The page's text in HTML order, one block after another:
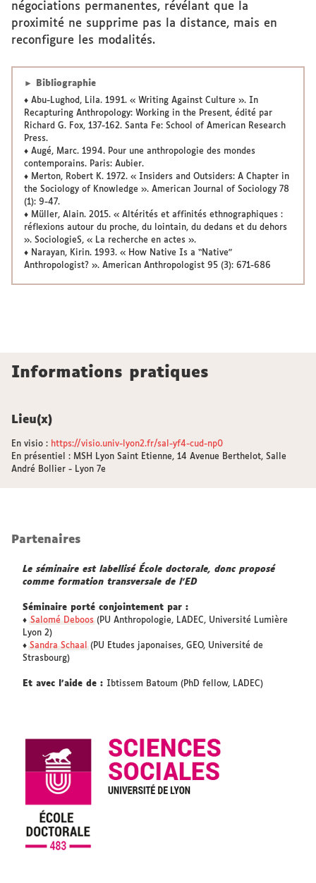
négociations permanentes, révélant que la
proximité ne supprime pas la distance, mais en
reconfigure les modalités.
► Bibliographie
♦ Abu-Lughod, Lila. 1991. « Writing Against Culture ». In
Recapturing Anthropology: Working in the Present, édité par
Richard G. Fox, 137-162. Santa Fe: School of American Research
Press.
♦ Augé, Marc. 1994. Pour une anthropologie des mondes
contemporains. Paris: Aubier.
♦ Merton, Robert K. 1972. « Insiders and Outsiders: A Chapter in
the Sociology of Knowledge ». American Journal of Sociology 78
(1): 9-47.
♦ Müller, Alain. 2015. « Altérités et affinités ethnographiques :
réflexions autour du proche, du lointain, du dedans et du dehors
». SociologieS, « La recherche en actes ».
♦ Narayan, Kirin. 1993. « How Native Is a “Native”
Anthropologist? ». American Anthropologist 95 (3): 671-686
Informations pratiques
Lieu(x)
En visio : https://visio.univ-lyon2.fr/sal-yf4-cud-np0
En présentiel : MSH Lyon Saint Etienne, 14 Avenue Berthelot, Salle
André Bollier - Lyon 7e
Partenaires
Le séminaire est labellisé École doctorale, donc proposé
comme formation transversale de l’ED
Séminaire porté conjointement par :
♦ Salomé Deboos (PU Anthropologie, LADEC, Université Lumière
Lyon 2)
♦ Sandra Schaal
(PU Etudes japonaises, GEO, Université de
Strasbourg)
Et avec l’aide de : Ibtissem Batoum (PhD fellow, LADEC)